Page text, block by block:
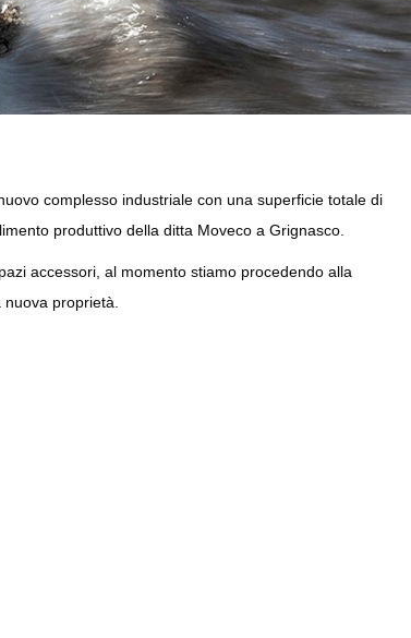
complesso industriale con una superficie totale di
produttivo della ditta Moveco a Grignasco.
accessori, al momento stiamo procedendo alla
proprietà.